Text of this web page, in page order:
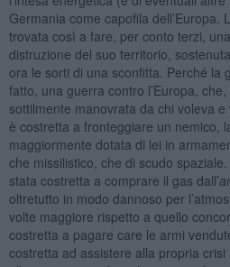
Germania come capofila dell’Europa.
trovata così a fare, per conto terzi,
distruzione del suo territorio,
ora le sorti di una sconfitta. Perché la
fatto, una guerra contro l’Europa,
sottilmente manovrata da chi voleva e
è costretta a fronteggiare un nemico,
maggiormente dotata di lei in
che missilistico, che di scudo
stata costretta a comprare il gas dall’
oltretutto in modo dannoso per
volte maggiore rispetto a quello
costretta a pagare care le armi
costretta ad assistere alla propria